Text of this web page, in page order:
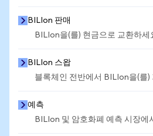
BILIon 판매
BILIon을(를) 현금으로 교환하세
BILIon 스왑
블록체인 전반에서 BILIon을(를)
예측
BILIon 및 암호화폐 예측 시장에